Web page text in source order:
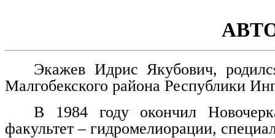
Экажев Идрис Якубович,
Малгобекского района Республики
В 1984 году окончил
факультет – гидромелиорации,